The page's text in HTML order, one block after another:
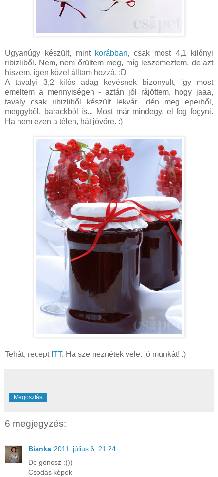
Ugyanúgy készült, mint korábban, csak most 4,1 kilónyi
ribizliből. Nem, nem őrültem meg, míg leszemeztem, de azt
hiszem, igen közel álltam hozzá. :D
A tavalyi 3,2 kilós adag kevésnek bizonyult, így most
emeltem a mennyiségen - aztán jól rájöttem, hogy jaaa,
tavaly csak ribizliből készült lekvár, idén meg eperből,
meggyből, barackból is... Most már mindegy, el fog fogyni.
Ha nem ezen a télen, hát jövőre. :)
Tehát, recept ITT. Ha szemeznétek vele: jó munkát! :)
Megosztás
6 megjegyzés:
Bianka 2011. július 6. 21:24
De gonosz :)))
Csodás képek